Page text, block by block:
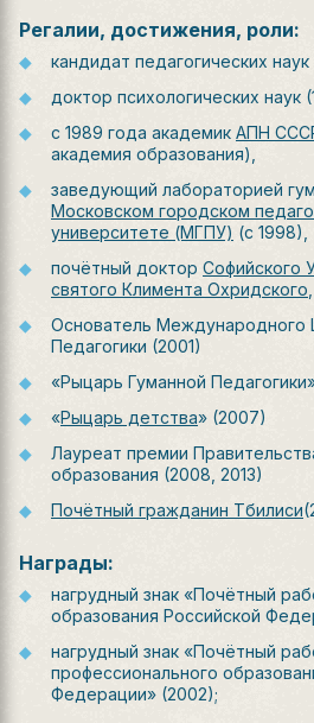
Регалии, достижения, роли:
кандидат педагогических наук
доктор психологических наук
с 1989 года академик АПН
академия образования),
заведующий лабораторией
Московском городском
университете (МГПУ) (с 1998),
почётный доктор Софийского
святого Климента Охридского
Основатель Международного
Педагогики (2001)
«Рыцарь Гуманной
«Рыцарь детства» (2007)
Лауреат премии
образования (2008, 2013)
Почётный гражданин Тбилиси
Награды:
нагрудный знак «Почётный
образования Российской
нагрудный знак «Почётный
профессионального
Федерации» (2002);